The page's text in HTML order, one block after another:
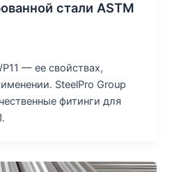
стали ASTM
— ее свойствах,
SteelPro Group
фитинги для